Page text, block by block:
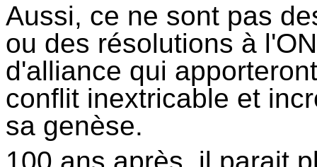
Aussi, ce ne sont pas
ou des résolutions à
d'alliance qui
conflit inextricable et
sa genèse.
100 ans après, il parait